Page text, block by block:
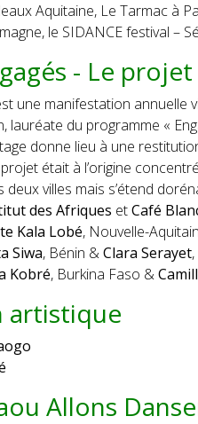
Aquitaine, Le Tarmac à
le SIDANCE festival –
- Le projet
une manifestation
lauréate du programme «
donne lieu à une
était à l’origine
villes mais s’étend
des Afriques etCafé
Kala Lobé, Nouvelle-
Siwa, Bénin &Clara Serayet
Kobré, Burkina Faso &
artistique
Allons